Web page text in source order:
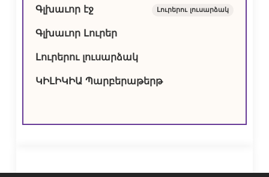
Գլխաւոր էջ Լուրերու լուսարձակ
Գլխաւոր Լուրեր
Լուրերու լուսարձակ
ԿԻԼԻԿԻԱ Պարբերաթերթ